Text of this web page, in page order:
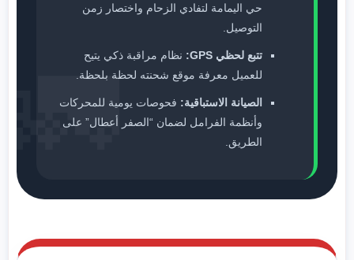
🚛
حي اليمامة لتفادي الزحام واختصار زمن
التوصيل.
تتبع لحظي GPS:
نظام مراقبة ذكي يتيح
للعميل معرفة موقع شحنته لحظة بلحظة.
الصيانة الاستباقية: فحوصات يومية للمحركات
وأنظمة الفرامل لضمان “الصفر أعطال” على
الطريق.